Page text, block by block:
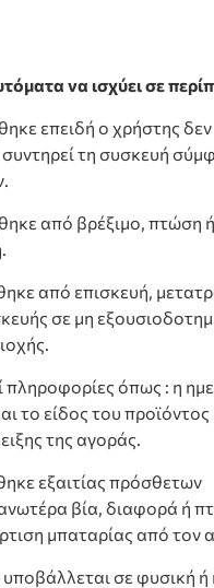
να ισχύει σε
επειδή ο χρήστης δεν
συντηρεί τη συσκευή
από βρέξιμο, πτώση ή
από επισκευή,
σε μη
πληροφορίες όπως : η
το είδος του προϊόντος
της αγοράς.
εξαιτίας πρόσθετων
βία, διαφορά ή
μπαταρίας από τον
σε φυσική ή